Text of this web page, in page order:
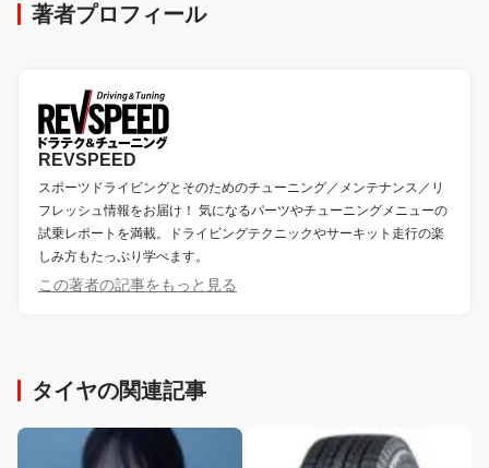
著者プロフィール
REVSPEED
スポーツドライビングとそのためのチューニング／メンテナンス／リ
フレッシュ情報をお届け！ 気になるパーツやチューニングメニューの
試乗レポートを満載。ドライビングテクニックやサーキット走行の楽
しみ方もたっぷり学べます。
この著者の記事をもっと見る
タイヤの関連記事